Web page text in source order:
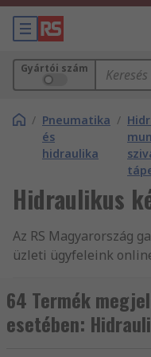
Gyártói szám
/ Pneumatika
és
hidraulika
/
Hidraulikus
Az RS Magyarország
üzleti ügyfeleink
szabványoknak
A vevőszolgálatunk
építhetjük
64 Termék
esetében: